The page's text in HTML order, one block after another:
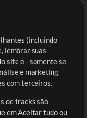
se
(incluindo
lembrar suas
site e - somente se
e marketing
com terceiros.
de tracks são
em Aceitar tudo ou